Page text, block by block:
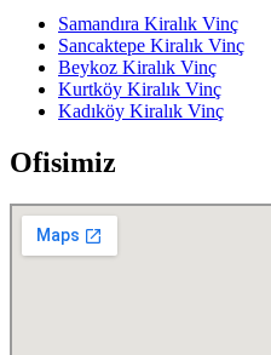
Samandıra Kiralık Vinç
Sancaktepe Kiralık Vinç
Beykoz Kiralık Vinç
Kurtköy Kiralık Vinç
Kadıköy Kiralık Vinç
Ofisimiz